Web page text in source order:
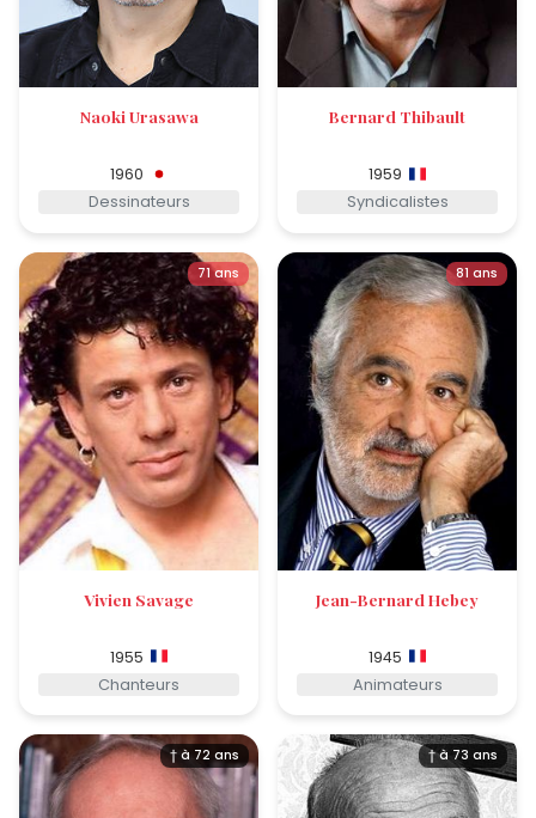
Naoki Urasawa
1960
Dessinateurs
Bernard Thibault
1959
Syndicalistes
71 ans
Vivien Savage
1955
Chanteurs
81 ans
Jean-Bernard Hebey
1945
Animateurs
† à 72 ans † à 73 ans